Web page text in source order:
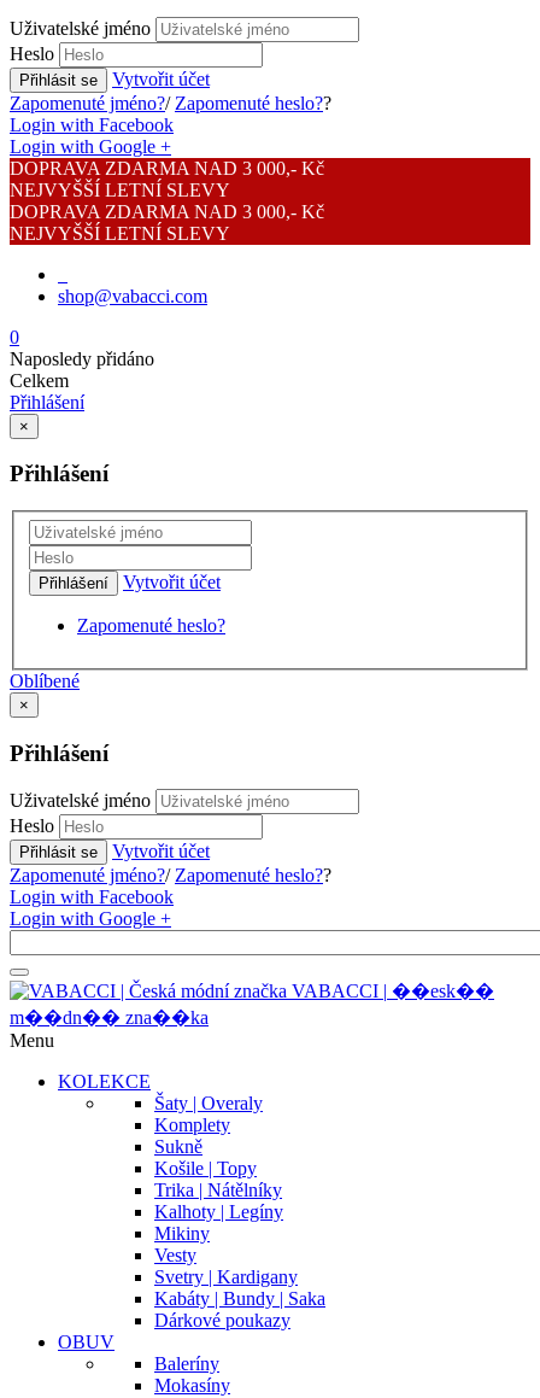
Uživatelské jméno
Heslo
Přihlásit se
Vytvořit účet
Zapomenuté jméno?/ Zapomenuté heslo??
Login with Facebook
Login with Google +
DOPRAVA ZDARMA NAD 3 000,- Kč
NEJVYŠŠÍ LETNÍ SLEVY
DOPRAVA ZDARMA NAD 3 000,- Kč
NEJVYŠŠÍ LETNÍ SLEVY
shop@vabacci.com
0
Naposledy přidáno
Celkem
Přihlášení
×
Přihlášení
Přihlášení Vytvořit účet
Zapomenuté heslo?
Oblíbené
×
Přihlášení
Uživatelské jméno
Heslo
Přihlásit se
Vytvořit účet
Zapomenuté jméno?/ Zapomenuté heslo??
Login with Facebook
Login with Google +
VABACCI | ��esk��
m��dn�� zna��ka
Menu
KOLEKCE
Šaty | Overaly
Komplety
Sukně
Košile | Topy
Trika | Nátělníky
Kalhoty | Legíny
Mikiny
Vesty
Svetry | Kardigany
Kabáty | Bundy | Saka
Dárkové poukazy
OBUV
Baleríny
Mokasíny